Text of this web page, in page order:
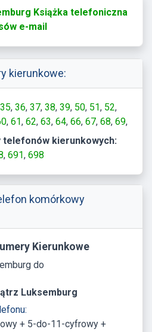
Książka telefoniczna
e-mail
kierunkowe:
35 36 37 38 39 50 51 52
61 62 63 64 66 67 68 69
78 79 80 81 82 84 85 86
94 95 97
telefonów kierunkowych:
691 698
komórkowy
Kierunkowe
do
Luksemburg
+ 5-do-11-cyfrowy +